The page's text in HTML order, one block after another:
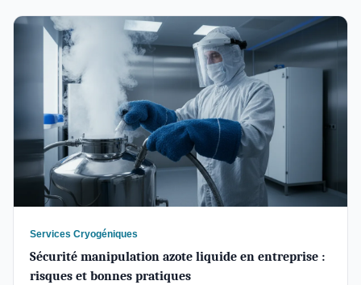
Services Cryogéniques
Sécurité manipulation azote liquide en entreprise :
risques et bonnes pratiques